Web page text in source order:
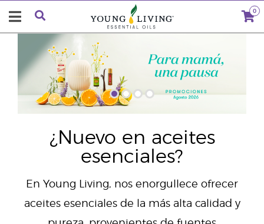
0
¿Nuevo en aceites
esenciales?
En Young Living, nos enorgullece ofrecer
aceites esenciales de la más alta calidad y